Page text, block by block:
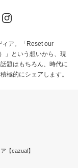
ィア。「Reset our
」という想いから、現
題はもちろん、時代に
極的にシェアします。
【cazual】